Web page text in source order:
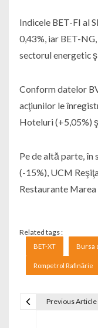
Indicele BET-FI al
0,43%, iar BET-
sectorul energetic
Conform datelor
acţiunilor le
Hoteluri (+5,05%)
Pe de altă parte, în
(-15%), UCM
Restaurante
Related tags :
BET-XT Bursa
Rompetrol Rafinărie
Previous Article